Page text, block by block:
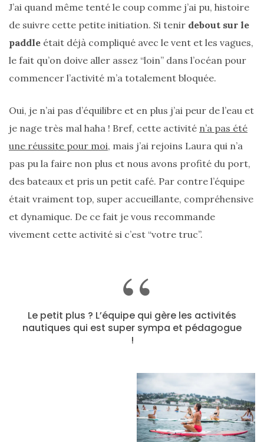
quotidienne/Maison
(61)
Mode
(502)
Actualités
Découvertes
mode
(175)
J’ai quand même tenté le coup comme j’ai pu, histoire
de suivre cette petite initiation. Si tenir debout sur le
paddle était déjà compliqué avec le vent et les vagues,
le fait qu’on doive aller assez “loin” dans l’océan pour
commencer l’activité m’a totalement bloquée.
Oui, je n’ai pas d’équilibre et en plus j’ai peur de l’eau et
je nage très mal haha ! Bref, cette activité n’a pas été
une réussite pour moi, mais j’ai rejoins Laura qui n’a
pas pu la faire non plus et nous avons profité du port,
des bateaux et pris un petit café. Par contre l’équipe
était vraiment top, super accueillante, compréhensive
et dynamique. De ce fait je vous recommande
vivement cette activité si c’est “votre truc”.
Le petit plus ? L’équipe qui gère les activités
nautiques qui est super sympa et pédagogue
!